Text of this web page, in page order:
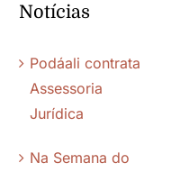
Notícias
Podáali contrata
Assessoria
Jurídica
Na Semana do